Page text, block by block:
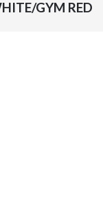
GYM RED